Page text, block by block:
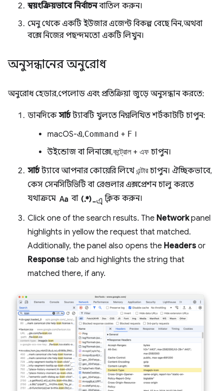
স্বয়ংক্রিয়ভাবে নির্বাচনবাতিল করুন।
মেনু থেকে একটি ইউজার এজেন্ট বিকল্প বেছে নিন, অথবা
বক্সে নিজের পছন্দমতো একটি লিখুন।
অনুসন্ধানের অনুরোধ
অনুরোধ হেডার, পেলোড এবং প্রতিক্রিয়া জুড়ে অনুসন্ধান করতে:
ডানদিকেসার্চট্যাবটি খুলতে নিম্নলিখিত শর্টকাটটি চাপুন:
macOS-এ,Command + F ।
উইন্ডোজ বা লিনাক্সে,কন্ট্রোল + এফ চাপুন।
সার্চট্যাবে আপনার কোয়েরি লিখেএন্টারচাপুন। ঐচ্ছিকভাবে,
কেস সেনসিটিভিটি বা রেগুলার এক্সপ্রেশন চালু করতে
যথাক্রমে match_case বা regular_expression-এ ক্লিক করুন।
Click one of the search results. The Networkpanel
highlights in yellow the request that matched.
Additionally, the panel also opens the Headersor
Response tab and highlights the string that
matched there, if any.